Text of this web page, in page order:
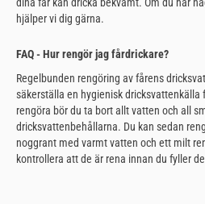
hjälper vi dig gärna.
FAQ - Hur rengör jag fårdrickare?
Regelbunden rengöring av fårens
säkerställa en hygienisk dricksvattenkälla
rengöra bör du ta bort allt vatten och all
dricksvattenbehållarna. Du kan sedan
noggrant med varmt vatten och ett milt
kontrollera att de är rena innan du fyller